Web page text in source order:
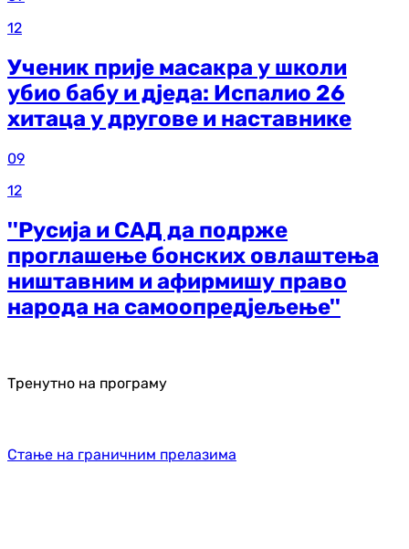
12
Ученик прије масакра у школи
убио бабу и дједа: Испалио 26
хитаца у другове и наставнике
09
12
''Русија и САД да подрже
проглашење бонских овлаштења
ништавним и афирмишу право
народа на самоопредјељење''
Тренутно на програму
Стање на граничним прелазима